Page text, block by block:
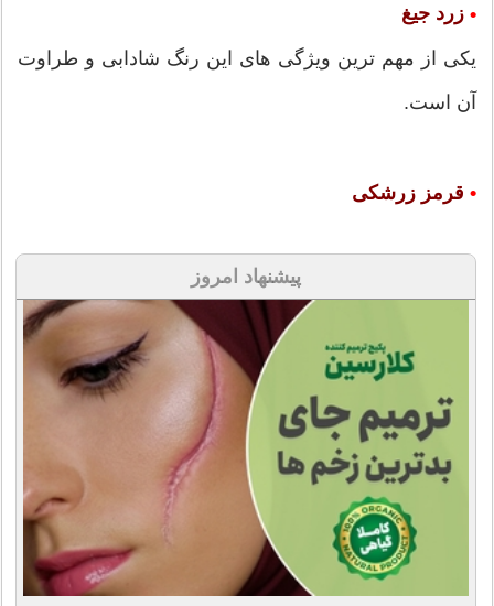
•زرد جيغ
یکی از مهم ترین ویژگی های این رنگ شادابی و طراوت
آن است.
• قرمز زرشکی
پیشنهاد امروز